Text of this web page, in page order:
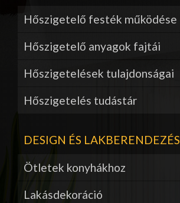
Hőszigetelő festék működése
Hőszigetelő anyagok fajtái
Hőszigetelések tulajdonságai
Hőszigetelés tudástár
DESIGN ÉS LAKBERENDEZÉS
Ötletek konyhákhoz
Lakásdekoráció